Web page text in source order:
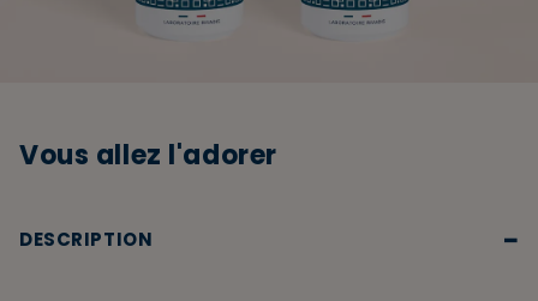
Vous allez l'adorer
DESCRIPTION −